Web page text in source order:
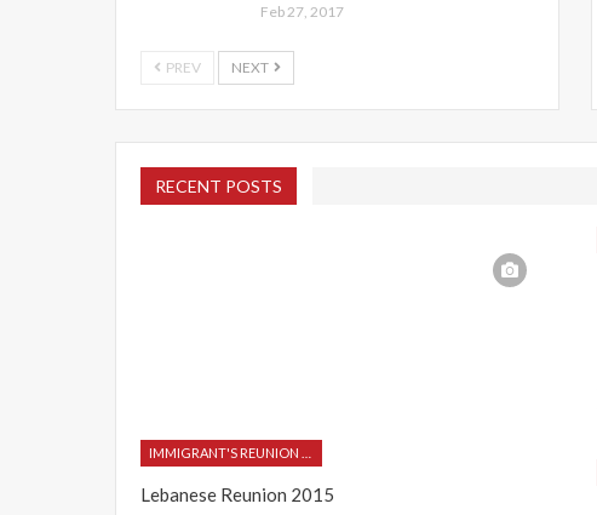
Feb 27, 2017
PREV NEXT
RECENT POSTS
Lebanese Reunion 2015